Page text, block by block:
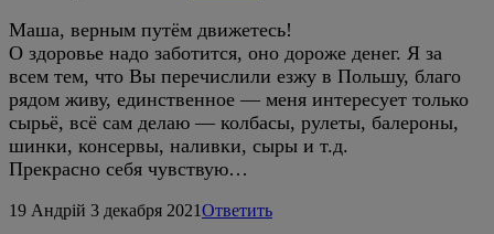
Маша, верным путём движетесь!
О здоровье надо заботится, оно дороже денег. Я за
всем тем, что Вы перечислили езжу в Польшу, благо
рядом живу, единственное — меня интересует только
сырьё, всё сам делаю — колбасы, рулеты, балероны,
шинки, консервы, наливки, сыры и т.д.
Прекрасно себя чувствую…
19 Андрій 3 декабря 2021Ответить